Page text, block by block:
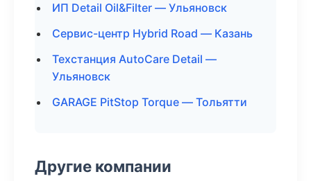
ИП Detail Oil&Filter — Ульяновск
Сервис-центр Hybrid Road — Казань
Техстанция AutoCare Detail —
Ульяновск
GARAGE PitStop Torque — Тольятти
Другие компании